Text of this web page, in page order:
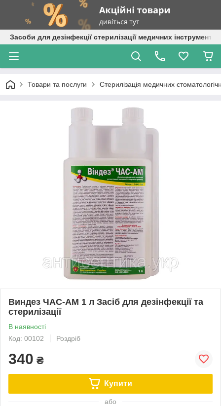
Засоби для дезінфекції стерилізації медичних
Товари та послуги Стерилізація медичних
Виндез ЧАС-АМ 1 л Засіб для дезінфекції та
стерилізації
В наявності
Код: 00102
Роздріб
340 ₴
Купити
або